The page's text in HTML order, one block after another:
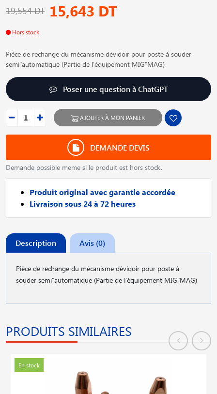
19,554 DT 15,643 DT
Hors stock
Pièce de rechange du mécanisme dévidoir pour poste à souder
semi"automatique (Partie de l′équipement MIG"MAG)
Poser une question à ChatGPT
AJOUTER À MON PANIER
DEMANDE DEVIS
Demande possible meme si le produit est hors stock.
Produit original avec garantie accordée
Livraison sous 24 à 72 heures
Description Avis (0)
Pièce de rechange du mécanisme dévidoir pour poste à
souder semi"automatique (Partie de l′équipement MIG"MAG)
PRODUITS SIMILAIRES
En stock